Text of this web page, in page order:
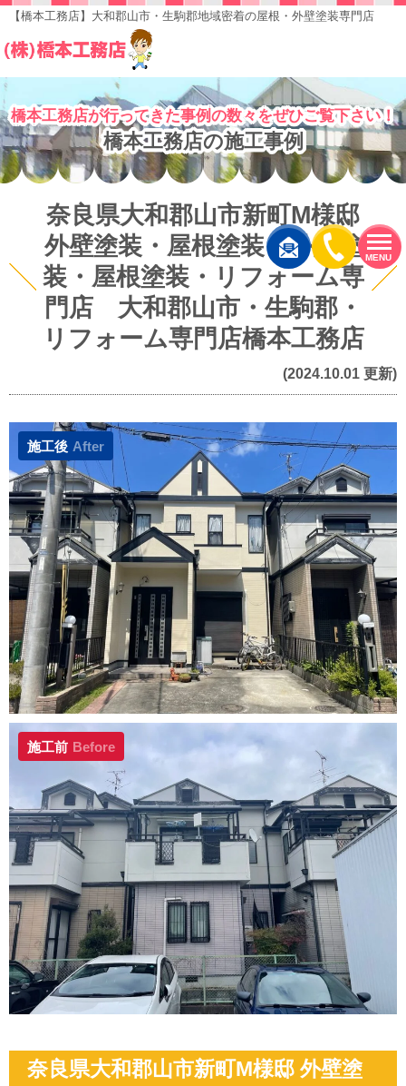
MENU
【橋本工務店】大和郡山市・生駒郡地域密着の屋根・外壁塗装専門店
橋本工務店が行ってきた事例の数々をぜひご覧下さい！
橋本工務店の施工事例
奈良県大和郡山市新町M様邸
外壁塗装・屋根塗装 外壁塗
装・屋根塗装・リフォーム専
門店 大和郡山市・生駒郡・
リフォーム専門店橋本工務店
(2024.10.01 更新)
施工後 After
施工前 Before
奈良県大和郡山市新町M様邸 外壁塗